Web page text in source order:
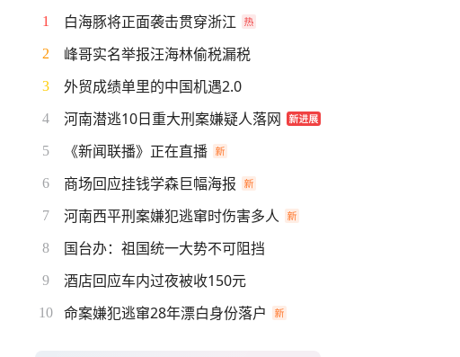
1 白海豚将正面袭击贯穿浙江
2 峰哥实名举报汪海林偷税漏税
3 外贸成绩单里的中国机遇2.0
4 河南潜逃10日重大刑案嫌疑人落网
5 《新闻联播》正在直播
6 商场回应挂钱学森巨幅海报
7 河南西平刑案嫌犯逃窜时伤害多人
8 国台办：祖国统一大势不可阻挡
9 酒店回应车内过夜被收150元
10 命案嫌犯逃窜28年漂白身份落户